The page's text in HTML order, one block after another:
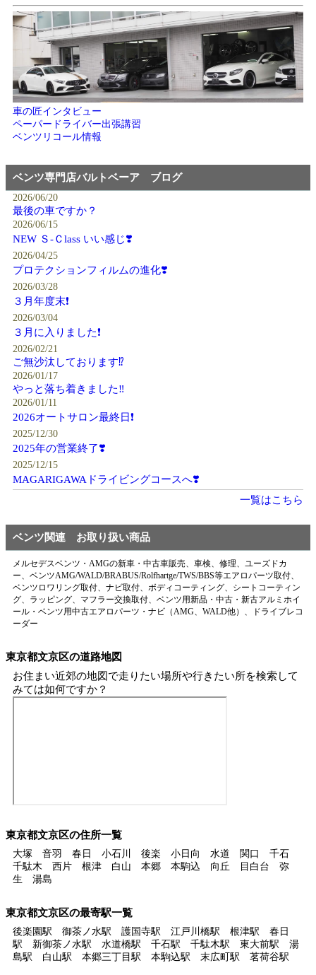
車の匠インタビュー
ペーパードライバー出張講習
ベンツリコール情報
ベンツ専門店バルトベーア ブログ
2026/06/20
最後の車ですか？
2026/06/15
NEW Ｓ-Ｃlass いい感じ❣️
2026/04/25
プロテクションフィルムの進化❣️
2026/03/28
３月年度末❗️
2026/03/04
３月に入りました❗️
2026/02/21
ご無沙汰しております⁉️
2026/01/17
やっと落ち着きました‼️
2026/01/11
2026オートサロン最終日❗️
2025/12/30
2025年の営業終了❣️
2025/12/15
MAGARIGAWAドライビングコースへ❣️
一覧はこちら
ベンツ関連 お取り扱い商品
メルセデスベンツ・AMGの新車・中古車販売、車検、修理、ユーズドカ
ー、ベンツAMG/WALD/BRABUS/Rolfhartge/TWS/BBS等エアロパーツ取付、
ベンツロワリング取付、ナビ取付、ボディコーティング、シートコーティン
グ、ラッピング、マフラー交換取付、ベンツ用新品・中古・新古アルミホイ
ール・ベンツ用中古エアロパーツ・ナビ（AMG、WALD他）、ドライブレコ
ーダー
東京都文京区の道路地図
お住まい近郊の地図で走りたい場所や行きたい所を検索して
みては如何ですか？
東京都文京区の住所一覧
大塚 音羽 春日 小石川 後楽 小日向 水道 関口 千石
千駄木 西片 根津 白山 本郷 本駒込 向丘 目白台 弥
生 湯島
東京都文京区の最寄駅一覧
後楽園駅 御茶ノ水駅 護国寺駅 江戸川橋駅 根津駅 春日
駅 新御茶ノ水駅 水道橋駅 千石駅 千駄木駅 東大前駅 湯
島駅 白山駅 本郷三丁目駅 本駒込駅 末広町駅 茗荷谷駅